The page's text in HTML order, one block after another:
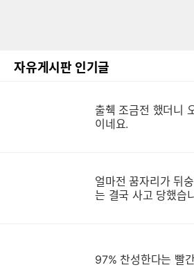
자유게시판 인기글
출췍 조금전 했더니
이네요.
얼마전 꿈자리가 뒤
는 결국 사고 당했습
97% 찬성한다는 빨